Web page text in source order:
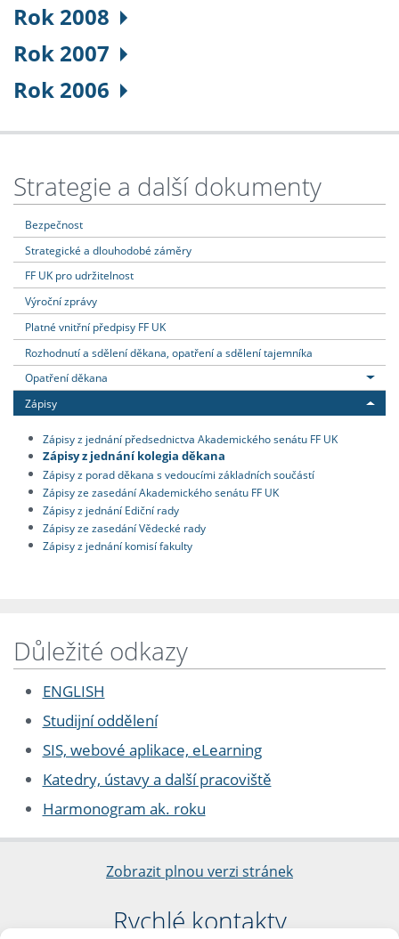
Rok 2008
Rok 2007
Rok 2006
Strategie a další dokumenty
Bezpečnost
Strategické a dlouhodobé záměry
FF UK pro udržitelnost
Výroční zprávy
Platné vnitřní předpisy FF UK
Rozhodnutí a sdělení děkana, opatření a sdělení tajemníka
Opatření děkana
Zápisy
Zápisy z jednání předsednictva Akademického senátu FF UK
Zápisy z jednání kolegia děkana
Zápisy z porad děkana s vedoucími základních součástí
Zápisy ze zasedání Akademického senátu FF UK
Zápisy z jednání Ediční rady
Zápisy ze zasedání Vědecké rady
Zápisy z jednání komisí fakulty
Důležité odkazy
ENGLISH
Studijní oddělení
SIS, webové aplikace, eLearning
Katedry, ústavy a další pracoviště
Harmonogram ak. roku
Zobrazit plnou verzi stránek
Rychlé kontakty